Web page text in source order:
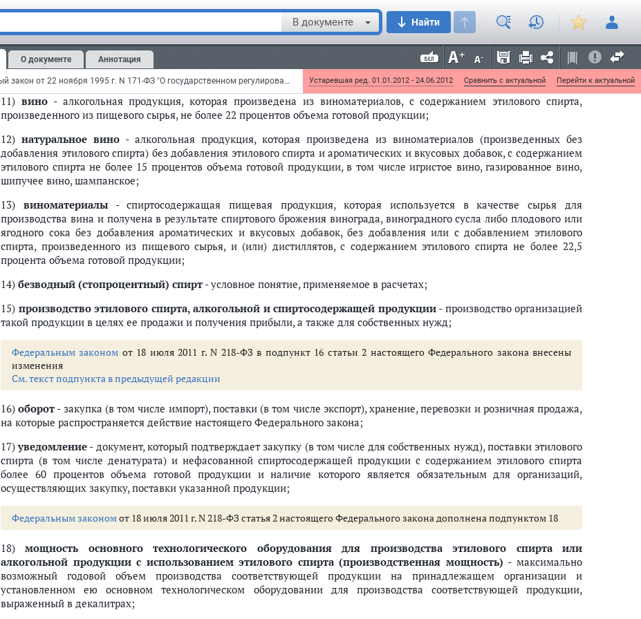
В документе Найти
О документе Аннотация
Федеральный закон от 22 ноября 1995 г. N 171-ФЗ "О государственном регулировании производства и оборота этилового спирта, алкогольной и спиртосодержащей продукции и об ограничении потребления (распития) алкогольной продукции" Устаревшая ред. 01.01.2012 - 24.06.2012 Сравнить с актуальной Перейти к актуальной
9)спиртные напитки- алкогольная продукция, которая произведена с использованием этилового спирта,
произведенного из пищевого сырья, и (или) спиртосодержащей пищевой продукции и не относится к питьевому
этиловому спирту и вину;
10)
водка- спиртной напиток, который произведен на основе этилового спирта, произведенного из пищевого сырья, и
воды, с содержанием этилового спирта от 38 до 56 процентов объема готовой продукции;
11) вино- алкогольная продукция, которая произведена из виноматериалов, с содержанием этилового спирта,
произведенного из пищевого сырья, не более 22 процентов объема готовой продукции;
12) натуральное вино - алкогольная продукция, которая произведена из виноматериалов (произведенных без
добавления этилового спирта) без добавления этилового спирта и ароматических и вкусовых добавок, с содержанием
этилового спирта не более 15 процентов объема готовой продукции, в том числе игристое вино, газированное вино,
шипучее вино, шампанское;
13) виноматериалы- спиртосодержащая пищевая продукция, которая используется в качестве сырья для
производства вина и получена в результате спиртового брожения винограда, виноградного сусла либо плодового или
ягодного сока без добавления ароматических и вкусовых добавок, без добавления или с добавлением этилового
спирта, произведенного из пищевого сырья, и (или) дистиллятов, с содержанием этилового спирта не более 22,5
процента объема готовой продукции;
14) безводный (стопроцентный) спирт - условное понятие, применяемое в расчетах;
15) производство этилового спирта, алкогольной и спиртосодержащей продукции- производство организацией
такой продукции в целях ее продажи и получения прибыли, а также для собственных нужд;
Федеральным законом от 18 июля 2011 г. N 218-ФЗ в подпункт 16 статьи 2 настоящего Федерального закона внесены
изменения
См. текст подпункта в предыдущей редакции
16)оборот - закупка (в том числе импорт), поставки (в том числе экспорт), хранение, перевозки и розничная продажа,
на которые распространяется действие настоящего Федерального закона;
17)уведомление - документ, который подтверждает закупку (в том числе для собственных нужд), поставки этилового
спирта (в том числе денатурата) и нефасованной спиртосодержащей продукции с содержанием этилового спирта
более 60 процентов объема готовой продукции и наличие которого является обязательным для организаций,
осуществляющих закупку, поставки указанной продукции;
Федеральным закономот 18 июля 2011 г. N 218-ФЗ статья 2 настоящего Федерального закона дополнена подпунктом 18
18)мощность основного технологического оборудования для производства этилового спирта или
алкогольной продукции с использованием этилового спирта (производственная мощность) - максимально
возможный годовой объем производства соответствующей продукции на принадлежащем организации и
установленном ею основном технологическом оборудовании для производства соответствующей продукции,
выраженный в декалитрах;